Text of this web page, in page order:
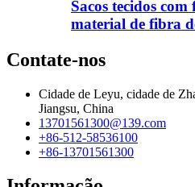
Sacos tecidos
material de fibra
Contate-nos
Cidade de Leyu, cidade de
Jiangsu, China
13701561300@139.com
+86-512-58536100
+86-13701561300